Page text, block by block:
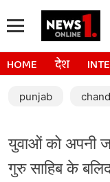
HOME देश
punjab
युवाओं को अपनी
गुरु साहिब के